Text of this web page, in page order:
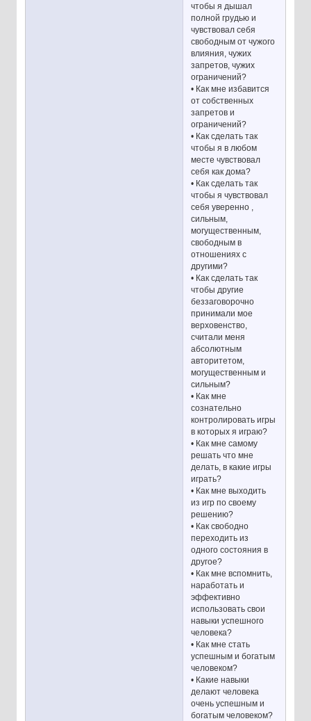
чтобы я дышал
полной грудью и
чувствовал себя
свободным от чужого
влияния, чужих
запретов, чужих
ограничений?
• Как мне избавится
от собственных
запретов и
ограничений?
• Как сделать так
чтобы я в любом
месте чувствовал
себя как дома?
• Как сделать так
чтобы я чувствовал
себя уверенно ,
сильным,
могущественным,
свободным в
отношениях с
другими?
• Как сделать так
чтобы другие
беззаговорочно
принимали мое
верховенство,
считали меня
абсолютным
авторитетом,
могущественным и
сильным?
• Как мне
сознательно
контролировать игры
в которых я играю?
• Как мне самому
решать что мне
делать, в какие игры
играть?
• Как мне выходить
из игр по своему
решению?
• Как свободно
переходить из
одного состояния в
другое?
• Как мне вспомнить,
наработать и
эффективно
использовать свои
навыки успешного
человека?
• Как мне стать
успешным и богатым
человеком?
• Какие навыки
делают человека
очень успешным и
богатым человеком?